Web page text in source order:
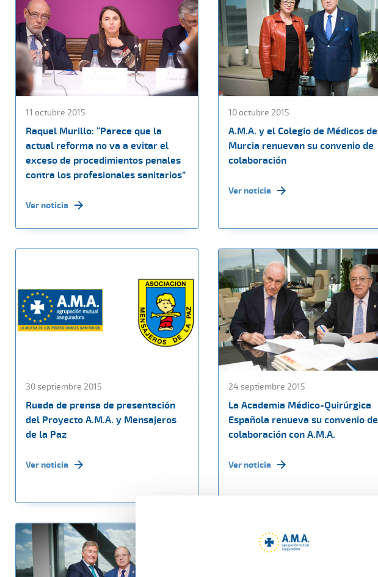
11 octubre 2015
Raquel Murillo: “Parece que la
actual reforma no va a evitar el
exceso de procedimientos penales
contra los profesionales sanitarios”
Ver noticia
10 octubre 2015
A.M.A. y el Colegio de Médicos de
Murcia renuevan su convenio de
colaboración
Ver noticia
30 septiembre 2015
Rueda de prensa de presentación
del Proyecto A.M.A. y Mensajeros
de la Paz
Ver noticia
24 septiembre 2015
La Academia Médico-Quirúrgica
Española renueva su convenio de
colaboración con A.M.A.
Ver noticia